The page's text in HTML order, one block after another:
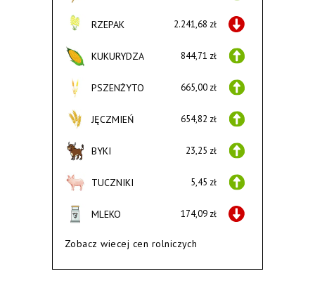
RZEPAK 2.241,68 zł
KUKURYDZA 844,71 zł
PSZENŻYTO 665,00 zł
JĘCZMIEŃ 654,82 zł
BYKI 23,25 zł
TUCZNIKI 5,45 zł
MLEKO 174,09 zł
Zobacz wiecej cen rolniczych